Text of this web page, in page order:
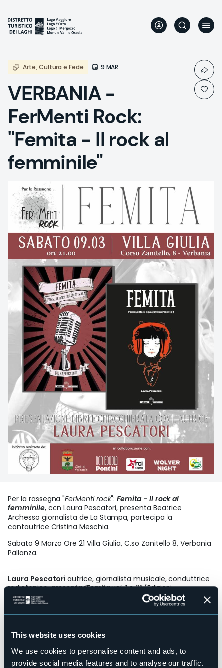
This website uses cookies
We use cookies to personalise content and ads, to
provide social media features and to analyse our traffic.
main
content
Arte, Cultura e Fede 9 MAR
VERBANIA -
FerMenti Rock:
"Femita - Il rock al
femminile"
Per la rassegna "FerMenti rock": Femita - Il rock al
femminile, con Laura Pescatori, presenta Beatrice
Archesso giornalista de La Stampa, partecipa la
cantautrice Cristina Meschia.
Sabato 9 Marzo Ore 21 Villa Giulia, C.so Zanitello 8, Verbania
Pallanza.
Laura Pescatori autrice, giornalista musicale, conduttrice
radiofonica,presenta “Femita vol. 1 e 2”(Edizioni
Underground? 2020 – 2023) dedicati alle femmine rock
dello stivale. I due volumi costituiscono “un excursus sul
panorama musicale italiano femminile dal taglio
viene discriminata artisticamente la donna oggi? Perché
presenza maschile?” Queste alcune delle domande al
centro della ricerca condotta da Laura Pescatori sul